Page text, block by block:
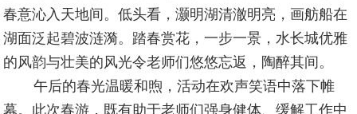
春意沁入天地间。低头看，灏明湖清澈明亮，画舫船在
湖面泛起碧波涟漪。踏春赏花，一步一景，水长城优雅
的风韵与壮美的风光令老师们悠悠忘返，陶醉其间。
午后的春光温暖和煦，活动在欢声笑语中落下帷
幕。此次春游，既有助于老师们强身健体、缓解工作中